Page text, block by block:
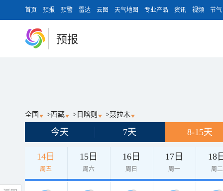
首页 预报 预警 雷达 云图 天气地图 专业产品 资讯 视频 节气
预报
全国 >西藏 > 日喀则 >聂拉木
今天 7天 8-15天
14日
周五
15日
周六
16日
周日
17日
周一
18
周二